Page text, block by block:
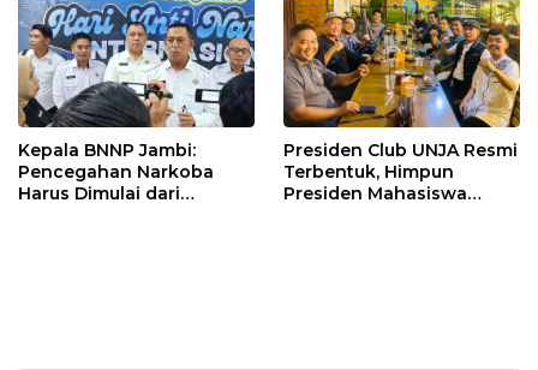
Kepala BNNP Jambi:
Pencegahan Narkoba
Harus Dimulai dari
Presiden Club UNJA Resmi
Terbentuk, Himpun
Presiden Mahasiswa